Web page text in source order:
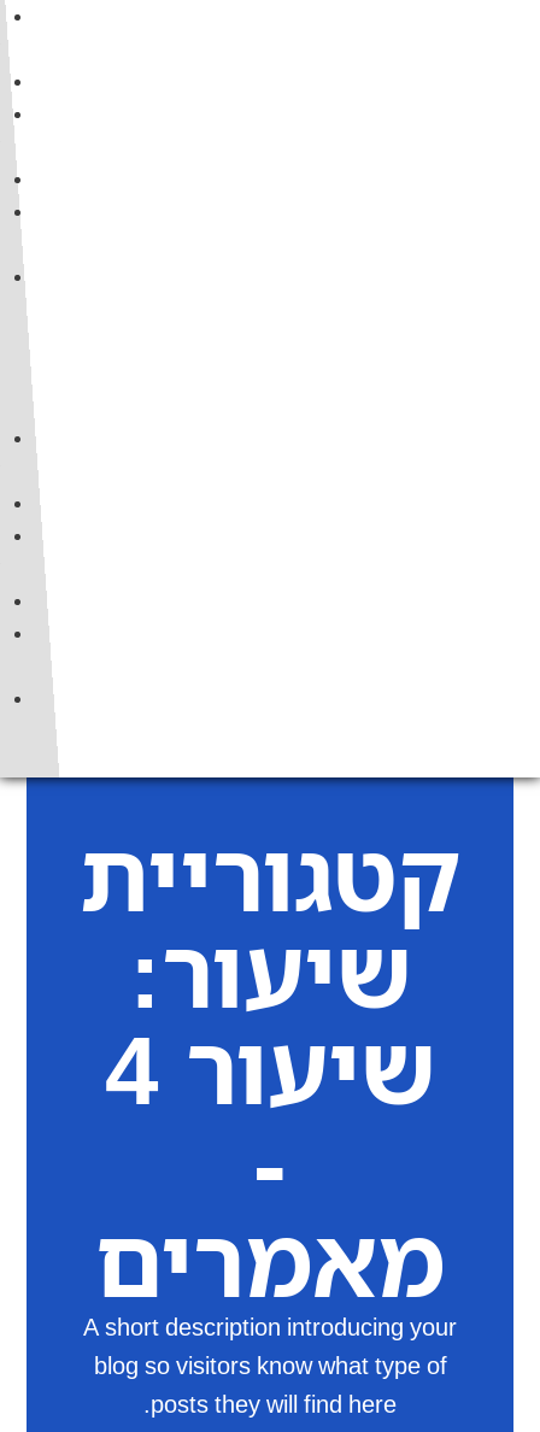
קטגוריית
שיעור:
שיעור 4
-
מאמרים
A short description introducing your
blog so visitors know what type of
posts they will find here.